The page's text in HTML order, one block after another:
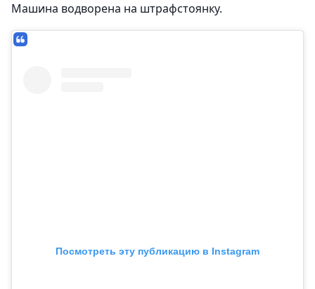
Машина водворена на штрафстоянку.
Посмотреть эту публикацию в Instagram